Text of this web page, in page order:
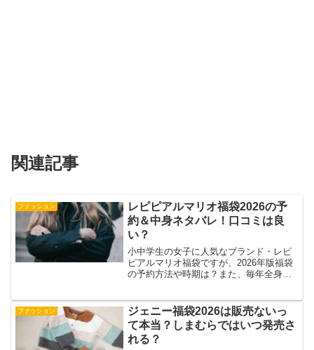
関連記事
ファッション
レピピアルマリオ福袋2026の予
約＆中身ネタバレ！口コミは良
い？
小中学生の女子に人気なブランド・レピ
ピアルマリオ福袋ですが、2026年版福袋
の予約方法や時期は？また、毎年全身コ
中身とは？この記事では、2026年版のレ
ピピアルマリ...
ファッション
ジェニー福袋2026は販売ないっ
て本当？しまむらではいつ発売さ
れる？